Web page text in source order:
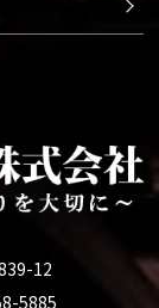
12
5885